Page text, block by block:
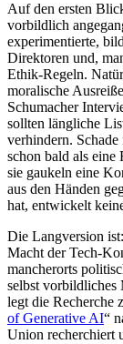
Auf den ersten
vorbildlich
experimentierte,
Direktoren und,
Ethik-Regeln.
moralische
Schumacher
sollten längliche
verhindern. Schade
schon bald als
sie gaukeln eine
aus den Händen
hat, entwickelt
Die Langversion
Macht der Tech-
mancherorts
selbst vorbildliches
legt die Recherche
of Generative AI“
Union recherchiert